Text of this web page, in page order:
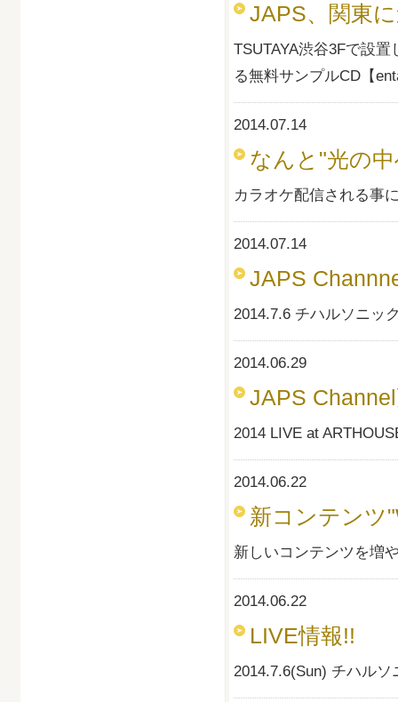
JAPS、関東
TSUTAYA渋谷3Fで設
る無料サンプルCD【
2014.07.14
なんと"光の
カラオケ配信される事
2014.07.14
JAPS
2014.7.6 チハルソニッ
2014.06.29
JAPS
2014 LIVE at
2014.06.22
新コンテンツ
新しいコンテンツを増
2014.06.22
LIVE情報!!
2014.7.6(Sun) チハル